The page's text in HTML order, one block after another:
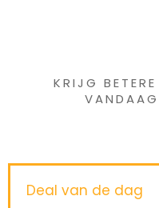
KRIJG
Deal van de dag